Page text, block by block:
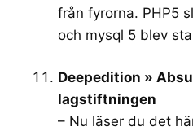
från fyrorna. PHP5
och mysql 5 blev
Deepedition »
lagstiftningen
– Nu läser du det